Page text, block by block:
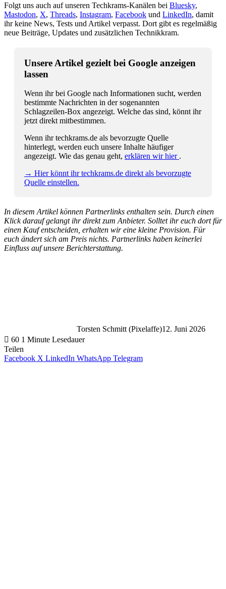
Folgt uns auch auf unseren Techkrams-Kanälen bei Bluesky,
Mastodon, X, Threads, Instagram, Facebook und LinkedIn, damit
ihr keine News, Tests und Artikel verpasst. Dort gibt es regelmäßig
neue Beiträge, Updates und zusätzlichen Technikkram.
Unsere Artikel gezielt bei Google anzeigen
lassen
Wenn ihr bei Google nach Informationen sucht, werden
bestimmte Nachrichten in der sogenannten
Schlagzeilen-Box angezeigt. Welche das sind, könnt ihr
jetzt direkt mitbestimmen.
Wenn ihr techkrams.de als bevorzugte Quelle
hinterlegt, werden euch unsere Inhalte häufiger
angezeigt. Wie das genau geht, erklären wir hier .
→ Hier könnt ihr techkrams.de direkt als bevorzugte
Quelle einstellen.
In diesem Artikel können Partnerlinks enthalten sein. Durch einen
Klick darauf gelangt ihr direkt zum Anbieter. Solltet ihr euch dort für
einen Kauf entscheiden, erhalten wir eine kleine Provision. Für
euch ändert sich am Preis nichts. Partnerlinks haben keinerlei
Einfluss auf unsere Berichterstattung.
Torsten Schmitt (Pixelaffe)12. Juni 2026
60 1 Minute Lesedauer
Teilen
Facebook X LinkedIn WhatsApp Telegram